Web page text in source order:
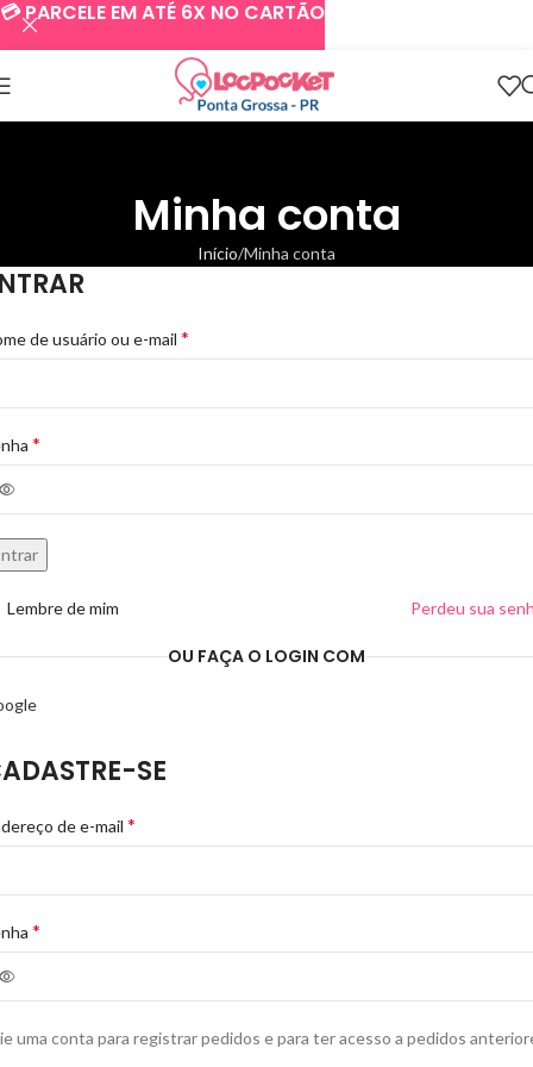
Minha conta
Início Minha conta
de usuário ou e-mail *
*
Perdeu sua
Lembre de mim
OU FAÇA O LOGIN COM
SE
de e-mail *
*
uma conta para registrar pedidos e para ter acesso a pedidos
💳 PARCELE EM ATÉ 6X NO CARTÃO